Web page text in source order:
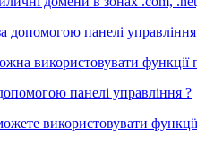
допомогою панелі
використовувати функції
панелі управління ?
використовувати